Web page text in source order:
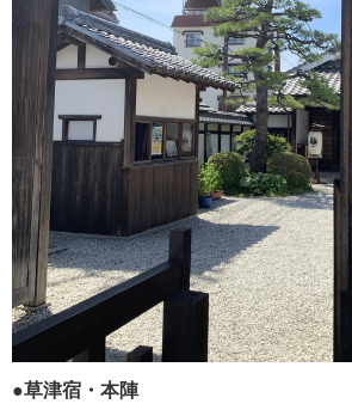
●草津宿・本陣